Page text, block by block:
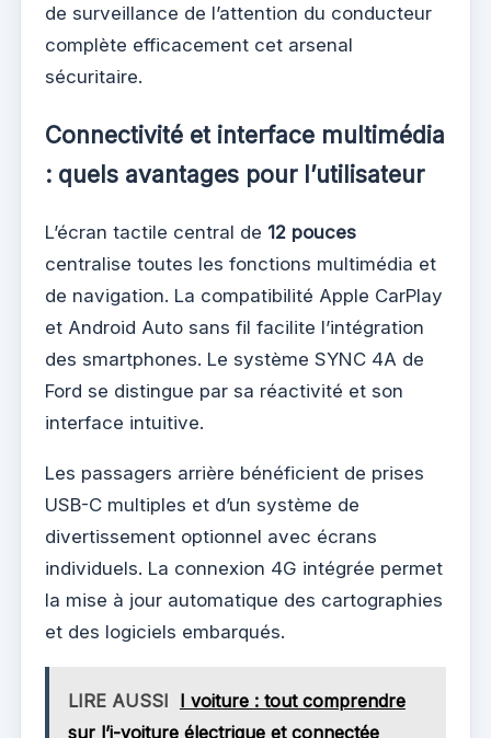
de surveillance de l’attention du conducteur
complète efficacement cet arsenal
sécuritaire.
Connectivité et interface multimédia
: quels avantages pour l’utilisateur
L’écran tactile central de 12 pouces
centralise toutes les fonctions multimédia et
de navigation. La compatibilité Apple CarPlay
et Android Auto sans fil facilite l’intégration
des smartphones. Le système SYNC 4A de
Ford se distingue par sa réactivité et son
interface intuitive.
Les passagers arrière bénéficient de prises
USB-C multiples et d’un système de
divertissement optionnel avec écrans
individuels. La connexion 4G intégrée permet
la mise à jour automatique des cartographies
et des logiciels embarqués.
LIRE AUSSI I voiture : tout comprendre
sur l’i-voiture électrique et connectée